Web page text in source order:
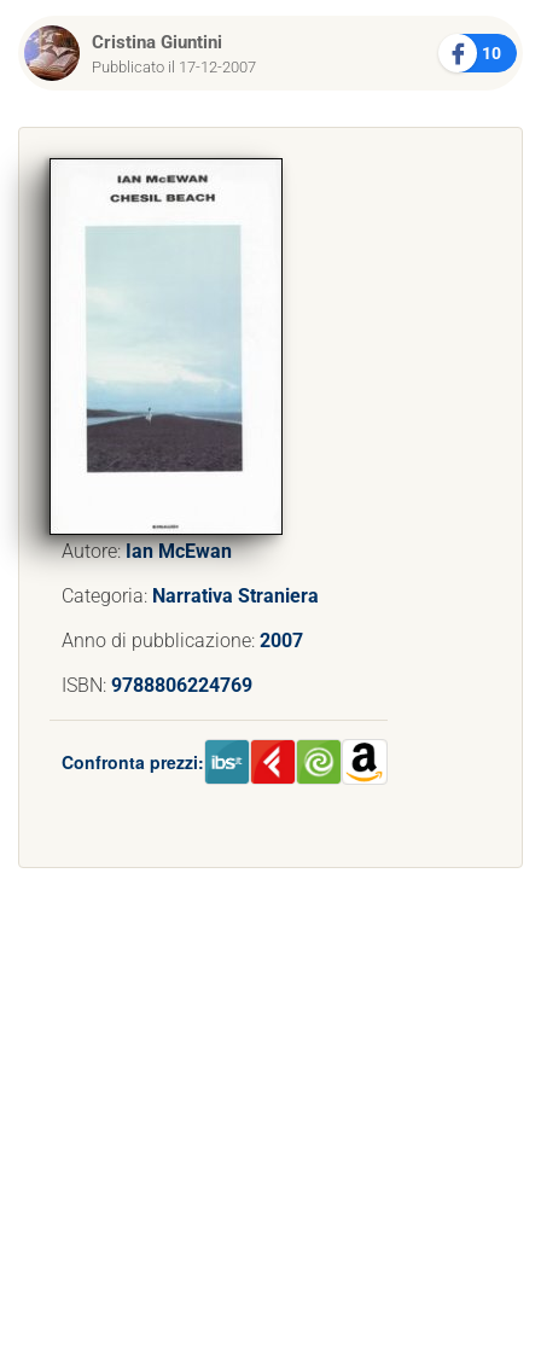
Cristina Giuntini
Pubblicato il 17-12-2007
10
Autore:Ian McEwan
Categoria: Narrativa Straniera
Anno di pubblicazione: 2007
ISBN: 9788806224769
Confronta prezzi: